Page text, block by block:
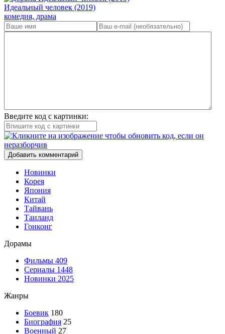
Идеальный человек (2019)
комедия, драма
Введите код с картинки:
Добавить комментарий
Новинки
Корея
Япония
Китай
Тайвань
Таиланд
Гонконг
Дорамы
Фильмы 409
Сериалы 1448
Новинки 2025
Жанры
Боевик 180
Биография 25
Военный 27